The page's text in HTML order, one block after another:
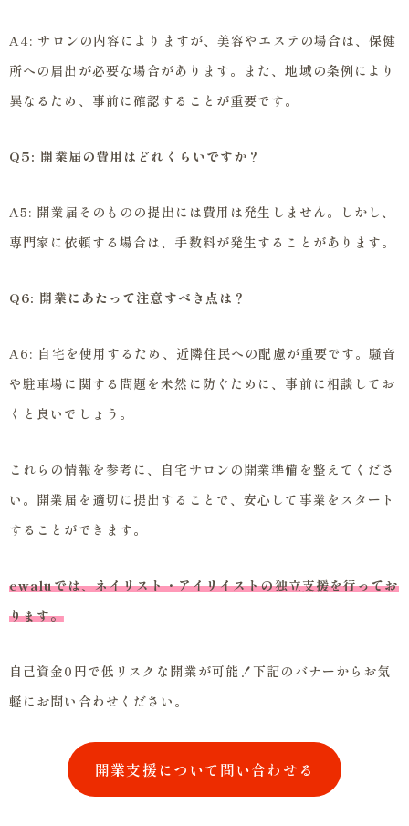
A4: サロンの内容によりますが、美容やエステの場合は、保健
所への届出が必要な場合があります。また、地域の条例により
異なるため、事前に確認することが重要です。
Q5: 開業届の費用はどれくらいですか？
A5: 開業届そのものの提出には費用は発生しません。しかし、
専門家に依頼する場合は、手数料が発生することがあります。
Q6: 開業にあたって注意すべき点は？
A6: 自宅を使用するため、近隣住民への配慮が重要です。騒音
や駐車場に関する問題を未然に防ぐために、事前に相談してお
くと良いでしょう。
これらの情報を参考に、自宅サロンの開業準備を整えてくださ
い。開業届を適切に提出することで、安心して事業をスタート
することができます。
ewaluでは、ネイリスト・アイリイストの独立支援を行ってお
ります。
自己資金0円で低リスクな開業が可能！下記のバナーからお気
軽にお問い合わせください。
開業支援について問い合わせる